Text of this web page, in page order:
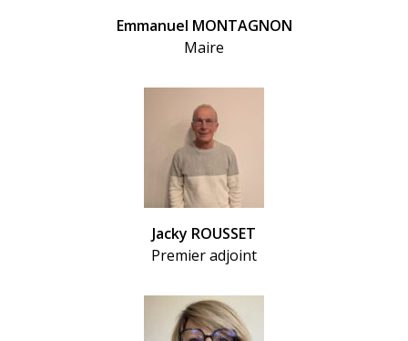
Emmanuel MONTAGNON
Maire
Jacky ROUSSET
Premier adjoint